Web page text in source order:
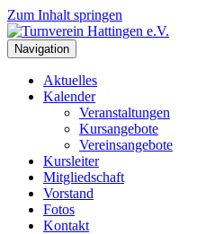
Zum Inhalt springen
Navigation
Aktuelles
Kalender
Veranstaltungen
Kursangebote
Vereinsangebote
Kursleiter
Mitgliedschaft
Vorstand
Fotos
Kontakt